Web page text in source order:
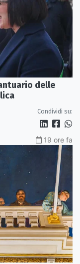
delle
Condividi su:
19 ore fa